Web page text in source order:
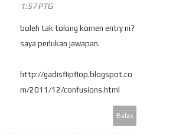
1:57 PTG
boleh tak tolong komen entry ni?
saya perlukan jawapan.
http://gadisflipflop.blogspot.co
m/2011/12/confusions.html
Balas